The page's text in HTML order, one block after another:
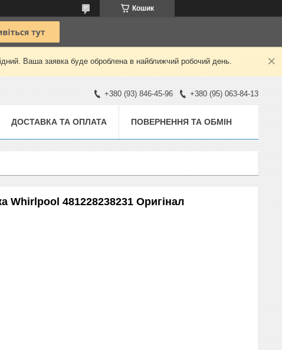
Кошик
Ваша заявка буде оброблена в найближчий робочий день.
+380 (93) 846-45-96 +380 (95) 063-84-13
ДОСТАВКА ТА ОПЛАТА ПОВЕРНЕННЯ ТА ОБМІН
Whirlpool 481228238231 Оригінал